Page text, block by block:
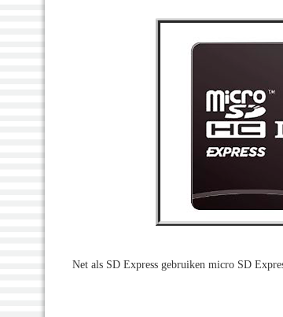
Net als SD Express gebruiken micro SD